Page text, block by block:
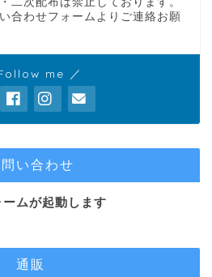
合わせフォームよりご連絡お願
me ／
い合わせ
ムが起動します
通販